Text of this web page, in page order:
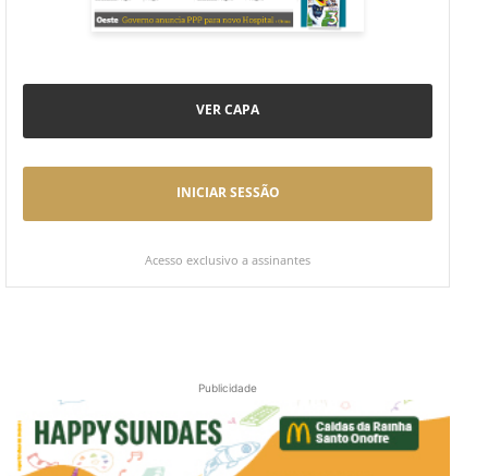
VER CAPA
INICIAR SESSÃO
Acesso exclusivo a assinantes
Publicidade